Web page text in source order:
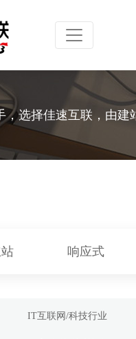
Toggle
，选择佳速互联，由建
响应式
IT互联网/科技行业